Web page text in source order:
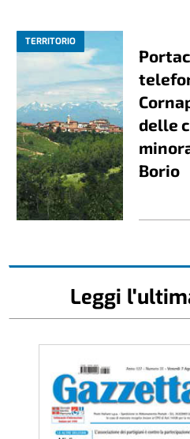
TERRITORIO
delle
Borio
Leggi